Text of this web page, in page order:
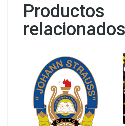
Productos
relacionados